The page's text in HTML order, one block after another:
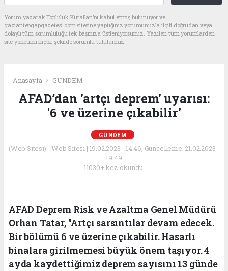
Yorum yazarak Topluluk Kuralları’nı kabul etmiş bulunuyor ve
gaziantepgapgazetesi.com sitesine yaptığınız yorumunuzla ilgili doğrudan veya
dolaylı tüm sorumluluğu tek başınıza üstleniyorsunuz. Yazılan tüm yorumlardan
site yönetimi hiçbir şekilde sorumlu tutulamaz.
Anasayfa GÜNDEM
AFAD’dan 'artçı deprem' uyarısı:
'6 ve üzerine çıkabilir'
GÜNDEM
(Web Sitesi) - Web Sitesi | 19.02.2023 - 14:46, Güncelleme: 21.02.2023 -
19:49
11030+ kez okundu.
AFAD Deprem Risk ve Azaltma Genel Müdürü
Orhan Tatar, "Artçı sarsıntılar devam edecek.
Bir bölümü 6 ve üzerine çıkabilir. Hasarlı
binalara girilmemesi büyük önem taşıyor. 4
ayda kaydettiğimiz deprem sayısını 13 günde